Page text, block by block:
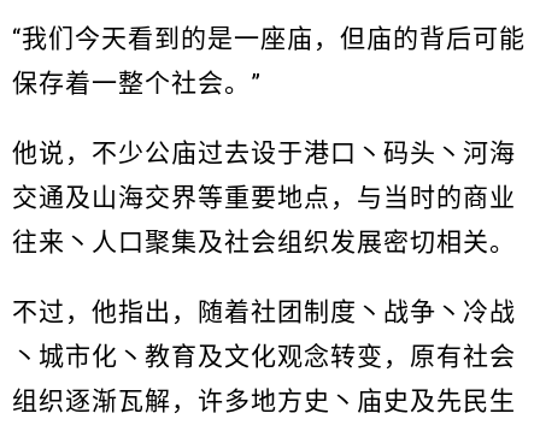
“我们今天看到的是一座庙，但庙的背后可能
保存着一整个社会。”
他说，不少公庙过去设于港口丶码头丶河海
交通及山海交界等重要地点，与当时的商业
往来丶人口聚集及社会组织发展密切相关。
不过，他指出，随着社团制度丶战争丶冷战
丶城市化丶教育及文化观念转变，原有社会
组织逐渐瓦解，许多地方史丶庙史及先民生